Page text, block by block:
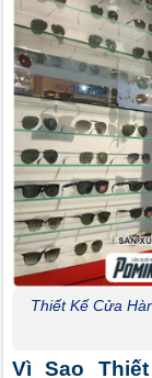
Thiết Kế Cửa
Vì Sao